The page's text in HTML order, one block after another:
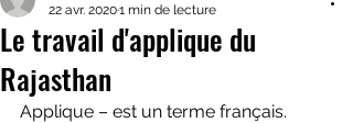
Le travail d'applique du
Rajasthan
22 avr. 20201 min de lecture
Applique – est un terme français.